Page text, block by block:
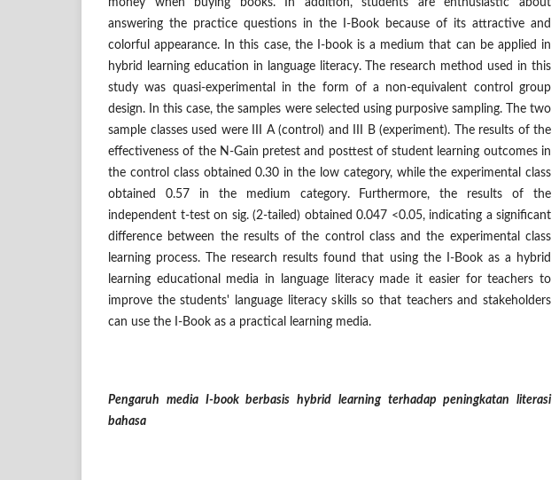
money when buying books. In addition, students are enthusiastic about
answering the practice questions in the I-Book because of its attractive and
colorful appearance. In this case, the I-book is a medium that can be applied in
hybrid learning education in language literacy. The research method used in this
study was quasi-experimental in the form of a non-equivalent control group
design. In this case, the samples were selected using purposive sampling. The two
sample classes used were III A (control) and III B (experiment). The results of the
effectiveness of the N-Gain pretest and posttest of student learning outcomes in
the control class obtained 0.30 in the low category, while the experimental class
obtained 0.57 in the medium category. Furthermore, the results of the
independent t-test on sig. (2-tailed) obtained 0.047 <0.05, indicating a significant
difference between the results of the control class and the experimental class
learning process. The research results found that using the I-Book as a hybrid
learning educational media in language literacy made it easier for teachers to
improve the students' language literacy skills so that teachers and stakeholders
can use the I-Book as a practical learning media.
Pengaruh media I-book berbasis hybrid learning terhadap peningkatan literasi
bahasa